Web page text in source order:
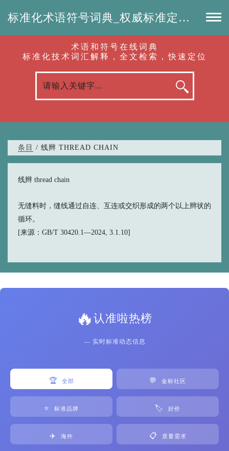
标准化术语符号词典_权威标准定义_专业词汇查询-认准啦（RenZhunLa.com）
术语和符号在线词典
标准化技术词汇解释，全文检索，快速定位
条目 / 线辫 THREAD CHAIN
线辫 thread chain
无缝料时，缝线通过自连、互连或交织形成的两个以上辫状的
循环。
[来源：GB/T 30420.1—2024, 3.1.10]
🔥认准啦热榜
— 实时标准动态信息
🏆 全部 💬 金标社区
⭐ 标准品牌 🏷️ 好价
✈️ 海外 📋 质量需求